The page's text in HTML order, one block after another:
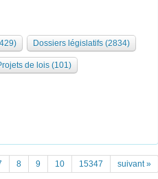
Dossiers législatifs (2834)
de lois (101)
8 9 10 15347 suivant »